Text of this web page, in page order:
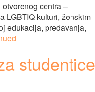
centra –
LGBTIQ kulturi, ženskim
edukacija, predavanja,
studentice